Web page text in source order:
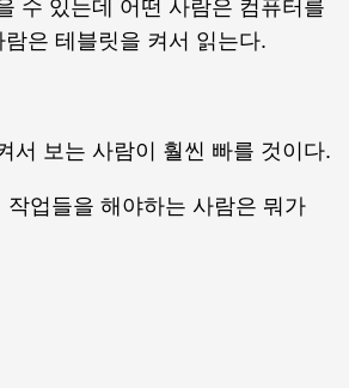
수 있는데 어떤 사람은 컴퓨터를
은 테블릿을 켜서 읽는다.
서 보는 사람이 훨씬 빠를 것이다.
작업들을 해야하는 사람은 뭐가